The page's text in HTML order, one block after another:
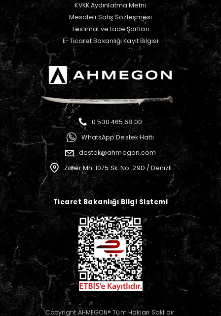
KVKK Aydınlatma Metni
Mesafeli Satış Sözleşmesi
Teslimat ve İade Şartları
E-Ticaret Bakanlığı Kayıt Bilgisi
0 530 465 68 00
WhatsApp Destek Hattı
destek@ahmegon.com
Zafer Mh. 1075 Sk. No: 29D / Denizli
Ticaret Bakanlığı Bilgi Sistemi
Copyright AHMEGON® Tüm Hakları Saklıdır.